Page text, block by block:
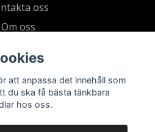
oss
Om oss
att anpassa det innehåll som
du ska få bästa tänkbara
hos oss.